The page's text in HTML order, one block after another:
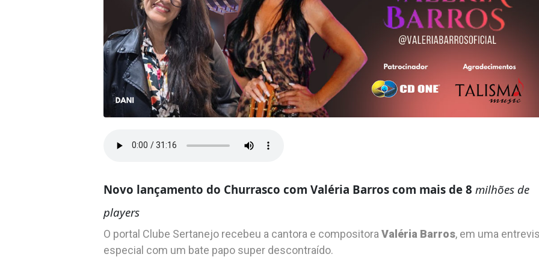
Novo lançamento do Churrasco com Valéria Barros com mais de 8 milhões de
players
O portal Clube Sertanejo recebeu a cantora e compositora Valéria Barros, em uma
especial com um bate papo super descontraído.